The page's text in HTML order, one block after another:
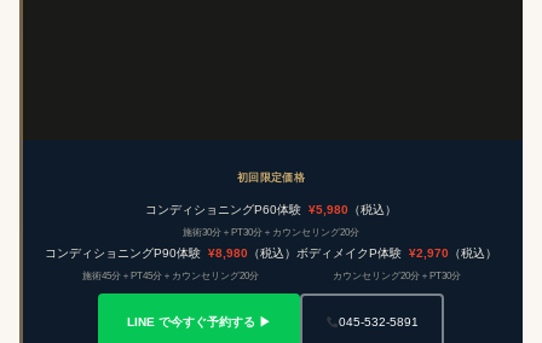
初回限定価格
コンディショニングP60体験 ¥5,980 （税込）
施術30分＋PT30分＋カウンセリング20分
コンディショニングP90体験 ¥8,980 （税込）
施術45分＋PT45分＋カウンセリング20分
ボディメイクP体験 ¥2,970 （税込）
カウンセリング20分＋PT30分
LINE で今すぐ予約する ▶ 045-532-5891